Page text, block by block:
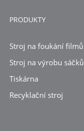
PRODUKTY
Stroj na foukání filmů
Stroj na výrobu sáčků
Tiskárna
Recyklační stroj